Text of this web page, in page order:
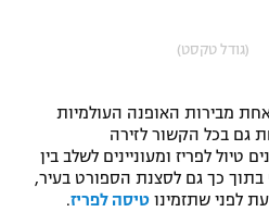
(גודל טקסט)
מבירות האופנה העולמיות
גם בכל הקשור לזירה
לפריז ומעוניינים לשלב בין
בתוך כך גם לסצנת הספורט בעיר,
לפני שתזמינו טיסה לפריז.